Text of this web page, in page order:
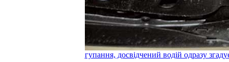
гупання, досвідчений водій одразу